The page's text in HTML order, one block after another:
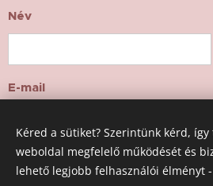
Név
E-mail
Feliratkozom!
Kéred a sütiket? Szerintünk kérd,
weboldal megfelelő működését és
lehető legjobb felhasználói élményt